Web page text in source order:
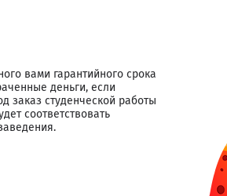
вами гарантийного срока
деньги, если
заказ студенческой работы
соответствовать